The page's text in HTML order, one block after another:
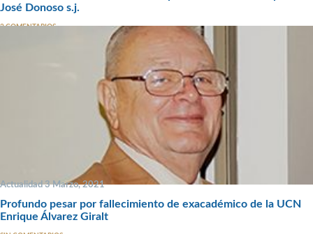
José Donoso s.j.
2 COMENTARIOS
Actualidad 3 Marzo, 2021
Profundo pesar por fallecimiento de exacadémico de la UCN
Enrique Álvarez Giralt